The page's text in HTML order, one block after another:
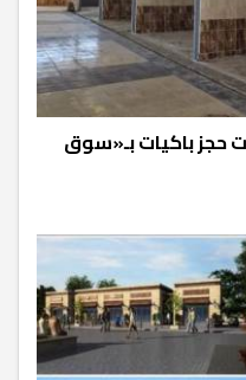
حجز باكيات بـ«سوق